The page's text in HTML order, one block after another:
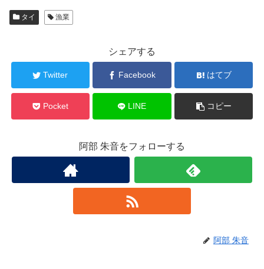
タイ 漁業
シェアする
Twitter Facebook はてブ
Pocket LINE コピー
阿部 朱音をフォローする
阿部 朱音